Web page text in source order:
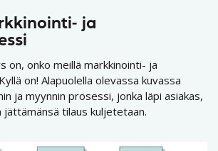
ja
on, onko meillä markkinointi- ja
on! Alapuolella olevassa kuvassa
ja myynnin prosessi, jonka läpi asiakas,
jättämänsä tilaus kuljetetaan.